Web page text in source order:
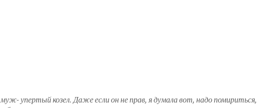
упертый козел. Даже если он не прав, я думала вот, надо помириться,